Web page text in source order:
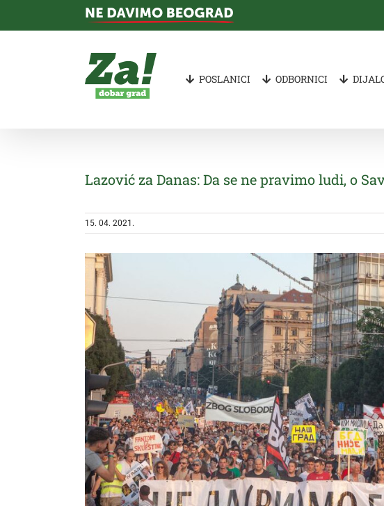
POSLANICI ODBORNICI
Lazović za Danas: Da se ne pravimo ludi, o
15. 04. 2021.